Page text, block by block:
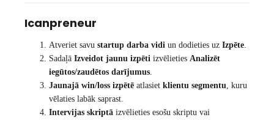
Icanpreneur
Atveriet savu startup darba vidi un dodieties uz Izpēte
Sadaļā Izveidot jaunu izpēti izvēlieties Analizēt
iegūtos/zaudētos darījumus
Jaunajā win/loss izpētē atlasiet klientu segmentu , kuru
vēlaties labāk saprast.
Intervijas skriptā izvēlieties esošu skriptu vai